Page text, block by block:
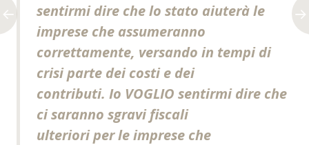
sentirmi dire che lo stato aiuterà le
imprese che assumeranno
correttamente, versando in tempi di
crisi parte dei costi e dei
contributi. Io VOGLIO sentirmi dire che
ci saranno sgravi fiscali
ulteriori per le imprese che